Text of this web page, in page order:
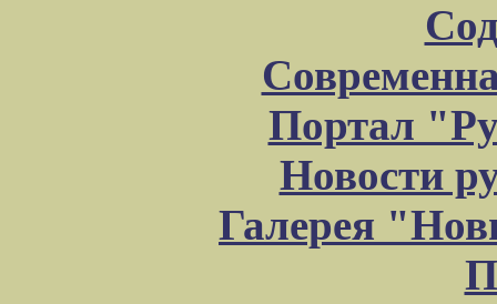
Портал
Новости
Галерея